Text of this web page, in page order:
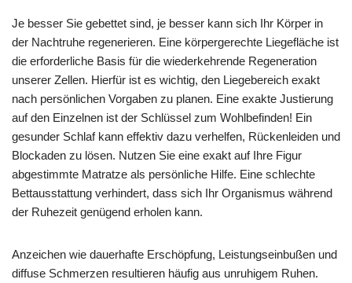
Je besser Sie gebettet sind, je besser kann sich Ihr Körper in
der Nachtruhe regenerieren. Eine körpergerechte Liegefläche ist
die erforderliche Basis für die wiederkehrende Regeneration
unserer Zellen. Hierfür ist es wichtig, den Liegebereich exakt
nach persönlichen Vorgaben zu planen. Eine exakte Justierung
auf den Einzelnen ist der Schlüssel zum Wohlbefinden! Ein
gesunder Schlaf kann effektiv dazu verhelfen, Rückenleiden und
Blockaden zu lösen. Nutzen Sie eine exakt auf Ihre Figur
abgestimmte Matratze als persönliche Hilfe. Eine schlechte
Bettausstattung verhindert, dass sich Ihr Organismus während
der Ruhezeit genügend erholen kann.
Anzeichen wie dauerhafte Erschöpfung, Leistungseinbußen und
diffuse Schmerzen resultieren häufig aus unruhigem Ruhen.